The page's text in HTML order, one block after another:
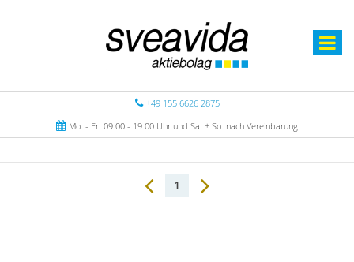
+49 155 6626 2875
Mo. - Fr. 09.00 - 19.00 Uhr und Sa. + So. nach Vereinbarung
1